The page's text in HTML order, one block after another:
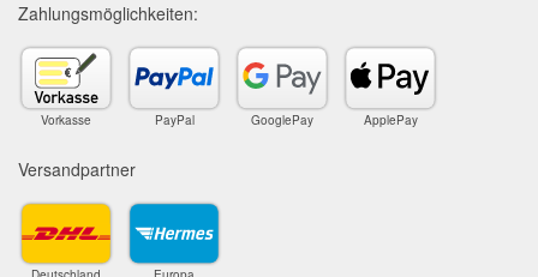
Zahlungsmöglichkeiten:
Vorkasse PayPal GooglePay ApplePay
Versandpartner